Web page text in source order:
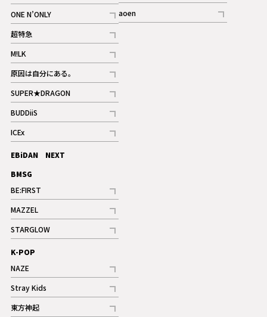
記事
ONE N’ONLY
記事
超特急
記事
M!LK
記事
原因は自分にある。
記事
SUPER★DRAGON
記事
BUDDiiS
記事
ICEx
記事
EBiDAN NEXT
BMSG
BE:FIRST
記事
ギャラリー
MAZZEL
記事
ギャラリー
STARGLOW
記事
記事
aoen
記事
K-POP
NAZE
記事
Stray Kids
記事
東方神起